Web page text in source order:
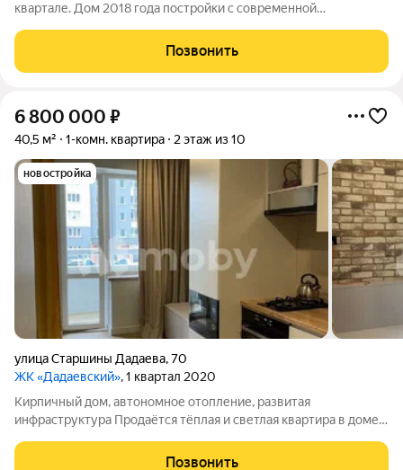
квартале. Дом 2018 года постройки с современной
застройщиков Калининграда. Кирпичные стены толщиной 60
см. Второй этаж. Преимущества, которые
Позвонить
6 800 000 ₽
40,5 м² 1-комн. квартира 2 этаж из 10
новостройка
улица Старшины Дадаева,70
ЖК «Дадаевский», 1 квартал 2020
Кирпичный дом, автономное отопление, развитая
инфраструктура Продаётся тёплая и светлая квартира в доме
звукоизоляция. Автономное отопление газовый котёл,
Позвонить